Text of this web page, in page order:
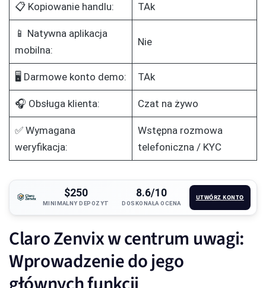
📋 Kopiowanie handlu: TAk
📱 Natywna aplikacja
mobilna:
Nie
🖥️ Darmowe konto demo: TAk
🎧 Obsługa klienta: Czat na żywo
✅ Wymagana
weryfikacja:
Wstępna rozmowa
telefoniczna / KYC
$250
MINIMALNY DEPOZYT
8.6/10
DOSKONAŁA OCENA
UTWÓRZ KONTO
Claro Zenvix w centrum uwagi:
Wprowadzenie do jego